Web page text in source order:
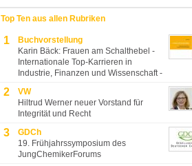
Top Ten aus allen Rubriken
Buchvorstellung
Karin Bäck: Frauen am Schalthebel -
Internationale Top-Karrieren in
Industrie, Finanzen und Wissenschaft -
1
VW
Hiltrud Werner neuer Vorstand für
Integrität und Recht
2
GDCh
19. Frühjahrssymposium des
JungChemikerForums
3